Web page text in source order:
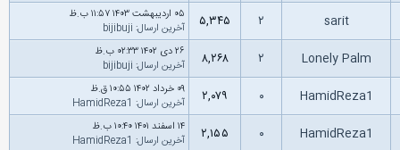
sarit ۲ ۵,۳۴۵
۰۵ اردیبهشت ۱۴۰۳ ۱۱:۵۷ ب.ظ
آخرین ارسال:
bijibuji
Lonely Palm ۲ ۸,۲۶۸
۲۶ دى ۱۴۰۲ ۰۲:۳۳ ب.ظ
آخرین ارسال:
bijibuji
HamidReza1 ۰ ۲,۰۷۹
۰۹ خرداد ۱۴۰۲ ۱۰:۵۵ ق.ظ
آخرین ارسال:
HamidReza1
HamidReza1 ۰ ۲,۱۵۵
۱۴ اسفند ۱۴۰۱ ۱۰:۴۰ ب.ظ
آخرین ارسال:
HamidReza1